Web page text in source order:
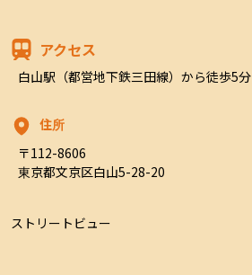
アクセス
白山駅（都営地下鉄三田線）から徒歩5分
住所
〒112-8606
東京都文京区白山5-28-20
ストリートビュー